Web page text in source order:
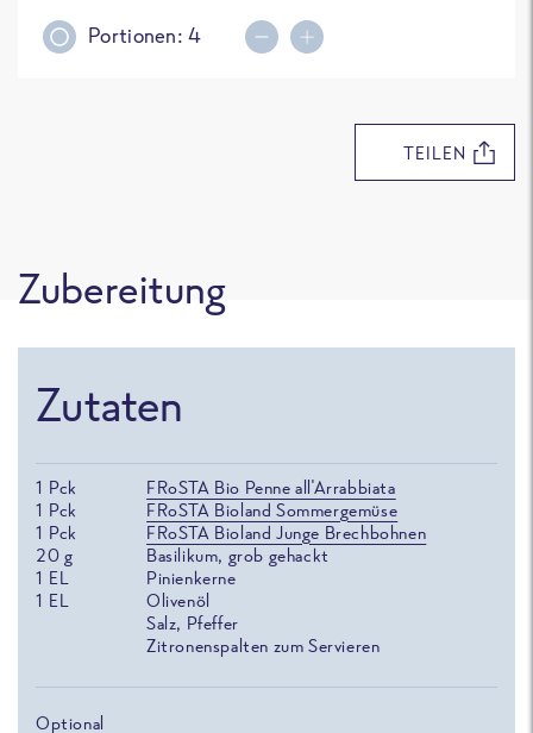
Portionen:4
TEILEN
Zubereitung
Zutaten
1 Pck
FRoSTA Bio Penne all'Arrabbiata
1 Pck
FRoSTA Bioland Sommergemüse
1 Pck
FRoSTA Bioland Junge Brechbohnen
20 g
Basilikum, grob gehackt
1 EL
Pinienkerne
1 EL
Olivenöl
Salz, Pfeffer
Zitronenspalten zum Servieren
Optional